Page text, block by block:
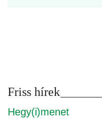
Friss hírek
Hegy(i)menet